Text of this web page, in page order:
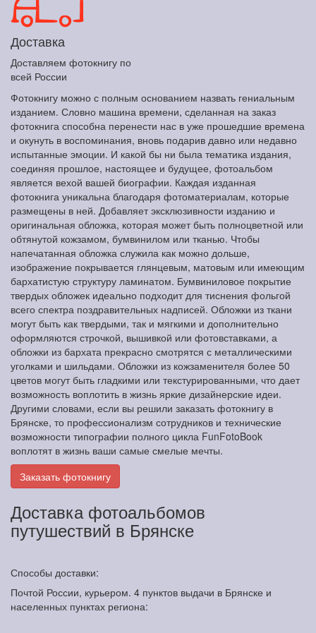
Доставка
Доставляем фотокнигу по
всей России
Фотокнигу можно с полным основанием назвать гениальным
изданием. Словно машина времени, сделанная на заказ
фотокнига способна перенести нас в уже прошедшие времена
и окунуть в воспоминания, вновь подарив давно или недавно
испытанные эмоции. И какой бы ни была тематика издания,
соединяя прошлое, настоящее и будущее, фотоальбом
является вехой вашей биографии. Каждая изданная
фотокнига уникальна благодаря фотоматериалам, которые
размещены в ней. Добавляет эксклюзивности изданию и
оригинальная обложка, которая может быть полноцветной или
обтянутой кожзамом, бумвинилом или тканью. Чтобы
напечатанная обложка служила как можно дольше,
изображение покрывается глянцевым, матовым или имеющим
бархатистую структуру ламинатом. Бумвиниловое покрытие
твердых обложек идеально подходит для тиснения фольгой
всего спектра поздравительных надписей. Обложки из ткани
могут быть как твердыми, так и мягкими и дополнительно
оформляются строчкой, вышивкой или фотовставками, а
обложки из бархата прекрасно смотрятся с металлическими
уголками и шильдами. Обложки из кожзаменителя более 50
цветов могут быть гладкими или текстурированными, что дает
возможность воплотить в жизнь яркие дизайнерские идеи.
Другими словами, если вы решили заказать фотокнигу в
Брянске, то профессионализм сотрудников и технические
возможности типографии полного цикла FunFotoBook
воплотят в жизнь ваши самые смелые мечты.
Заказать фотокнигу
Доставка фотоальбомов
путушествий в Брянске
Способы доставки:
Почтой России, курьером. 4 пунктов выдачи в Брянске и
населенных пунктах региона: